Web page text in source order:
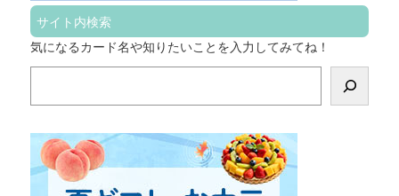
サイト内検索
気になるカード名や知りたいことを入力してみてね！